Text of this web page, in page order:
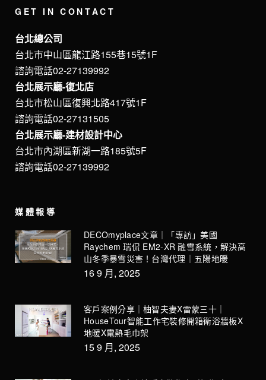
GET IN CONTACT
台北總公司
台北市中山區龍江路155巷15號1F
諮詢電話02-27139992
台北展示廳-復北店
台北市松山區復興北路417號1F
諮詢電話02-27131505
台北展示廳-建材設計中心
台北市內湖區新湖一路185號5F
諮詢電話02-27139992
媒體報導
DECOmyplace文章｜「專訪」美國
Raychem 瑞侃 EM2-XR 融雪系統，解決高
山冬季暴雪災害！台灣代理｜五陽地暖
16 9 月, 2025
客戶案例分享｜柚智夫妻X雷蒙三十｜
HouseTour智能工作宅裝修開箱衛浴牆板X
地暖X電熱毛巾架
15 9 月, 2025